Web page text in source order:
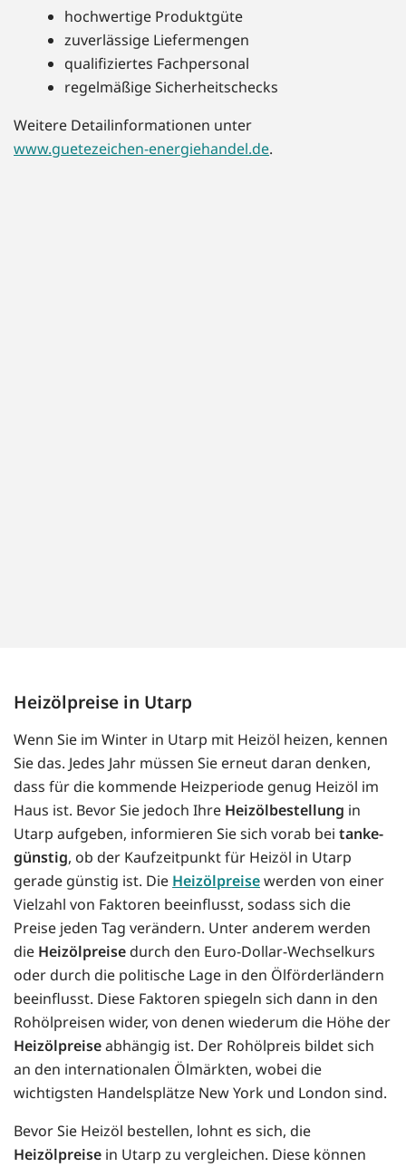
hochwertige Produktgüte
zuverlässige Liefermengen
qualifiziertes Fachpersonal
regelmäßige Sicherheitschecks
Weitere Detailinformationen unter
www.guetezeichen-energiehandel.de.
Heizölpreise in Utarp
Wenn Sie im Winter in Utarp mit Heizöl heizen, kennen
Sie das. Jedes Jahr müssen Sie erneut daran denken,
dass für die kommende Heizperiode genug Heizöl im
Haus ist. Bevor Sie jedoch Ihre Heizölbestellung in
Utarp aufgeben, informieren Sie sich vorab bei tanke-
günstig, ob der Kaufzeitpunkt für Heizöl in Utarp
gerade günstig ist. Die Heizölpreisewerden von einer
Vielzahl von Faktoren beeinflusst, sodass sich die
Preise jeden Tag verändern. Unter anderem werden
die Heizölpreise durch den Euro-Dollar-Wechselkurs
oder durch die politische Lage in den Ölförderländern
beeinflusst. Diese Faktoren spiegeln sich dann in den
Rohölpreisen wider, von denen wiederum die Höhe der
Heizölpreiseabhängig ist. Der Rohölpreis bildet sich
an den internationalen Ölmärkten, wobei die
wichtigsten Handelsplätze New York und London sind.
Bevor Sie Heizöl bestellen, lohnt es sich, die
Heizölpreise in Utarp zu vergleichen. Diese können